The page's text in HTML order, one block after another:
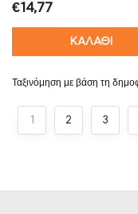
€14,77
ΚΑΛΑΘΙ
1 2 3